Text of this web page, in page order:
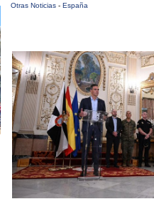
Otras Noticias - España